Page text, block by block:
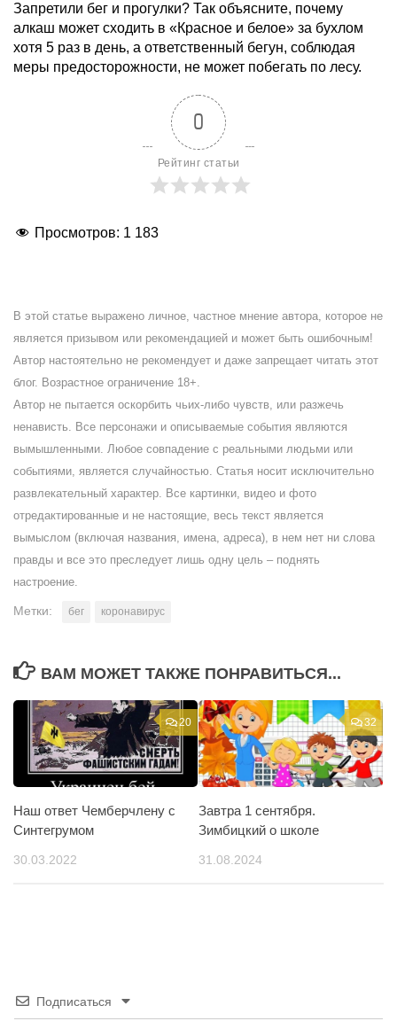
Запретили бег и прогулки? Так объясните, почему
алкаш может сходить в «Красное и белое» за бухлом
хотя 5 раз в день, а ответственный бегун, соблюдая
меры предосторожности, не может побегать по лесу.
0
Рейтинг статьи
Просмотров: 1 183
В этой статье выражено личное, частное мнение автора, которое не
является призывом или рекомендацией и может быть ошибочным!
Автор настоятельно не рекомендует и даже запрещает читать этот
блог. Возрастное ограничение 18+.
Автор не пытается оскорбить чьих-либо чувств, или разжечь
ненависть. Все персонажи и описываемые события являются
вымышленными. Любое совпадение с реальными людьми или
событиями, является случайностью. Статья носит исключительно
развлекательный характер. Все картинки, видео и фото
отредактированные и не настоящие, весь текст является
вымыслом (включая названия, имена, адреса), в нем нет ни слова
правды и все это преследует лишь одну цель – поднять
настроение.
Метки: бег коронавирус
ВАМ МОЖЕТ ТАКЖЕ ПОНРАВИТЬСЯ...
20
Наш ответ Чемберчлену с
Синтегрумом
30.03.2022
32
Завтра 1 сентября.
Зимбицкий о школе
31.08.2024
Подписаться